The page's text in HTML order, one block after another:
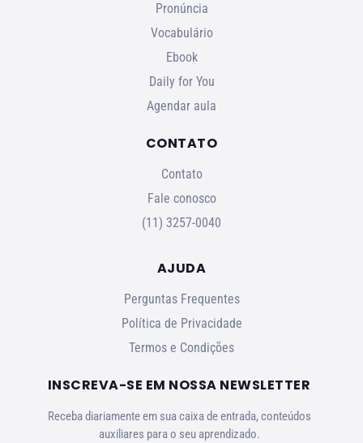
Pronúncia
Vocabulário
Ebook
Daily for You
Agendar aula
CONTATO
Contato
Fale conosco
(11) 3257-0040
AJUDA
Perguntas Frequentes
Política de Privacidade
Termos e Condições
INSCREVA-SE EM NOSSA NEWSLETTER
Receba diariamente em sua caixa de entrada, conteúdos
auxiliares para o seu aprendizado.